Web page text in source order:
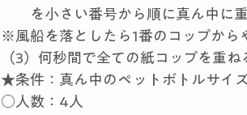
を小さい番号から順に真ん中に重
※風船を落としたら1番のコップから
（3）何秒間で全ての紙コップを重
★条件：真ん中のペットボトルサイ
○人数：4人